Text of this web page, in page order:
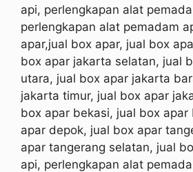
api, perlengkapan alat
perlengkapan alat pemadam
apar,jual box apar, jual box
box apar jakarta selatan, jual
utara, jual box apar jakarta
jakarta timur, jual box apar
box apar bekasi, jual box apar
apar depok, jual box apar
apar tangerang selatan, jual
api, perlengkapan alat